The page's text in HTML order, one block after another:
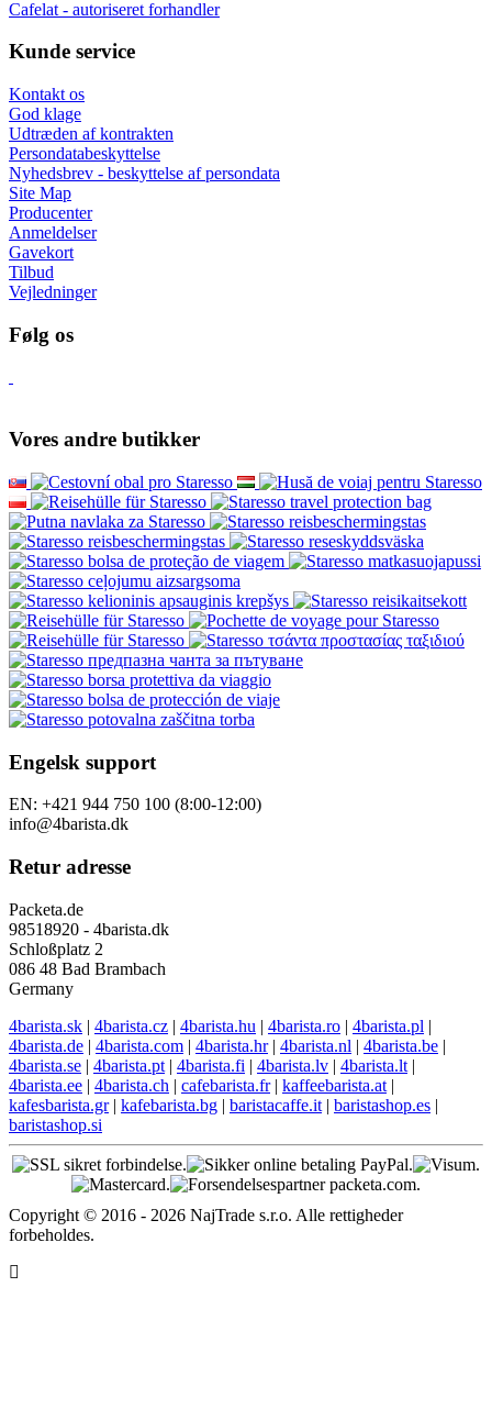
Cafelat - autoriseret forhandler
Kunde service
Kontakt os
God klage
Udtræden af kontrakten
Persondatabeskyttelse
Nyhedsbrev - beskyttelse af persondata
Site Map
Producenter
Anmeldelser
Gavekort
Tilbud
Vejledninger
Følg os
Vores andre butikker
Engelsk support
EN: +421 944 750 100 (8:00-12:00)
info@4barista.dk
Retur adresse
Packeta.de
98518920 - 4barista.dk
Schloßplatz 2
086 48 Bad Brambach
Germany
4barista.sk | 4barista.cz | 4barista.hu | 4barista.ro | 4barista.pl |
4barista.de | 4barista.com | 4barista.hr| 4barista.nl | 4barista.be |
4barista.se | 4barista.pt | 4barista.fi | 4barista.lv | 4barista.lt |
4barista.ee | 4barista.ch | cafebarista.fr| kaffeebarista.at |
kafesbarista.gr| kafebarista.bg | baristacaffe.it | baristashop.es |
baristashop.si
Copyright © 2016 - 2026 NajTrade s.r.o. Alle rettigheder
forbeholdes.